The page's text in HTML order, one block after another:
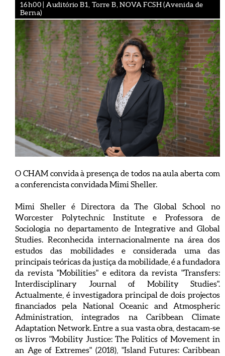
16h00 | Auditório B1, Torre B, NOVA FCSH (Avenida de
Berna)
O CHAM convida à presença de todos na aula aberta com
a conferencista convidada Mimi Sheller.
Mimi Sheller é Directora da The Global School no
Worcester Polytechnic Institute e Professora de
Sociologia no departamento de Integrative and Global
Studies. Reconhecida internacionalmente na área dos
estudos das mobilidades e considerada uma das
principais teóricas da justiça da mobilidade, é a fundadora
da revista "Mobilities" e editora da revista "Transfers:
Interdisciplinary Journal of Mobility Studies".
Actualmente, é investigadora principal de dois projectos
financiados pela National Oceanic and Atmospheric
Administration, integrados na Caribbean Climate
Adaptation Network. Entre a sua vasta obra, destacam-se
os livros "Mobility Justice: The Politics of Movement in
an Age of Extremes" (2018), "Island Futures: Caribbean